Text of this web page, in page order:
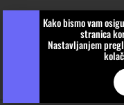
Kako bismo vam
stranica
Nastavljanjem